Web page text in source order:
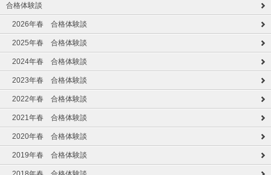
合格体験談
2026年春 合格体験談
2025年春 合格体験談
2024年春 合格体験談
2023年春 合格体験談
2022年春 合格体験談
2021年春 合格体験談
2020年春 合格体験談
2019年春 合格体験談